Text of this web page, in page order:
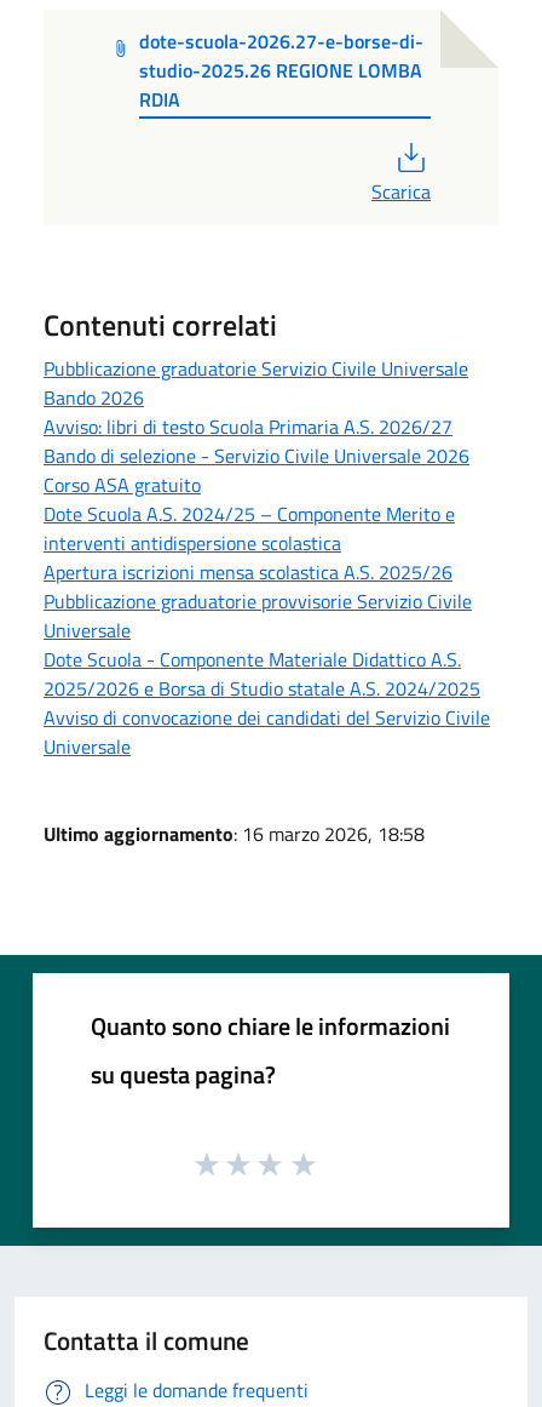
dote-scuola-2026.27-e-borse-di-
studio-2025.26 REGIONE LOMBA
RDIA
Scarica
Contenuti correlati
Pubblicazione graduatorie Servizio Civile Universale
Bando 2026
Avviso: libri di testo Scuola Primaria A.S. 2026/27
Bando di selezione - Servizio Civile Universale 2026
Corso ASA gratuito
Dote Scuola A.S. 2024/25 – Componente Merito e
interventi antidispersione scolastica
Apertura iscrizioni mensa scolastica A.S. 2025/26
Pubblicazione graduatorie provvisorie Servizio Civile
Universale
Dote Scuola - Componente Materiale Didattico A.S.
2025/2026 e Borsa di Studio statale A.S. 2024/2025
Avviso di convocazione dei candidati del Servizio Civile
Universale
Ultimo aggiornamento: 16 marzo 2026, 18:58
Quanto sono chiare le informazioni
su questa pagina?
Contatta il comune
Leggi le domande frequenti